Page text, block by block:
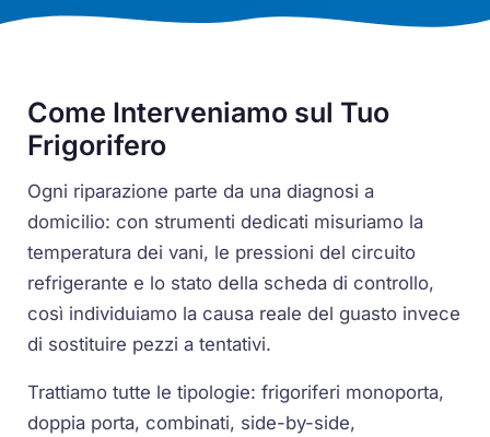
Come Interveniamo sul Tuo
Frigorifero
Ogni riparazione parte da una diagnosi a
domicilio: con strumenti dedicati misuriamo la
temperatura dei vani, le pressioni del circuito
refrigerante e lo stato della scheda di controllo,
così individuiamo la causa reale del guasto invece
di sostituire pezzi a tentativi.
Trattiamo tutte le tipologie: frigoriferi monoporta,
doppia porta, combinati, side-by-side,